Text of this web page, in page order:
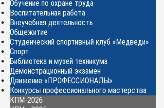
Обучение по охране труда
Воспитательная работа
Внеучебная деятельность
Общежитие
Студенческий спортивный клуб «Медведи»
Спорт
Библиотека и музей техникума
Демонстрационный экзамен
Движение «ПРОФЕССИОНАЛЫ»
Конкурсы профессионального мастерства
КПМ-2026